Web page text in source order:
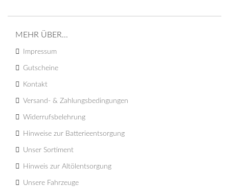
MEHR ÜBER...
Impressum
Gutscheine
Kontakt
Versand- & Zahlungsbedingungen
Widerrufsbelehrung
Hinweise zur Batterieentsorgung
Unser Sortiment
Hinweis zur Altölentsorgung
Unsere Fahrzeuge